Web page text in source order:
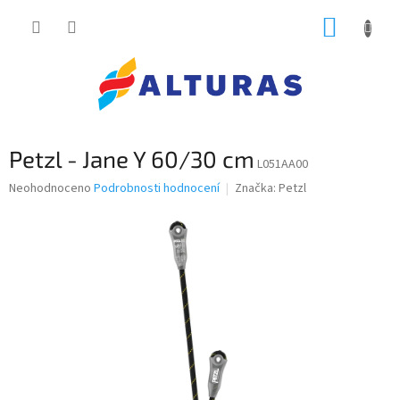
Petzl - Jane Y 60/30 cm L051AA00
Průměrné
Neohodnoceno Podrobnosti hodnocení Značka: Petzl